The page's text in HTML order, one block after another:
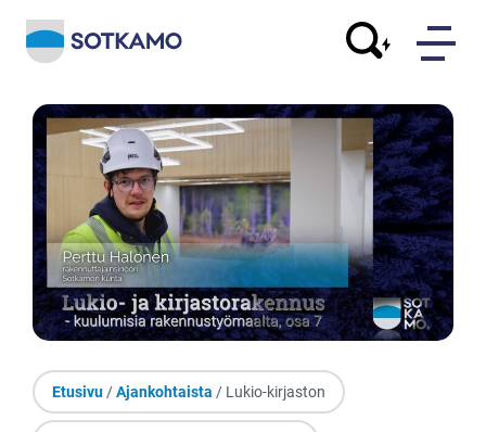
Etusivu/Ajankohtaista / Lukio-kirjaston